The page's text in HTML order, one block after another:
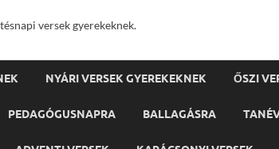
versek gyerekeknek.
NYÁRI VERSEK GYEREKEKNEK ŐSZI
PEDAGÓGUSNAPRA BALLAGÁSRA